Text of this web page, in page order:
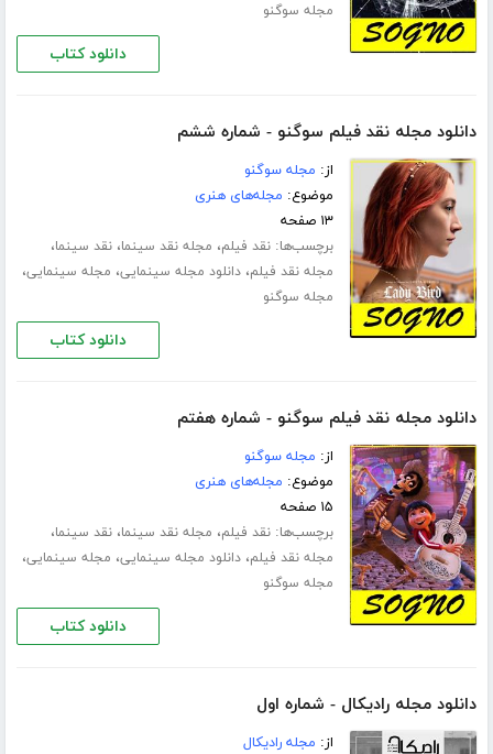
مجله سوگنو
دانلود کتاب
دانلود مجله نقد فیلم سوگنو - شماره ششم
از: مجله سوگنو
موضوع: مجله‌های هنری
۱۳ صفحه
برچسب‌ها:نقد فیلم، مجله نقد سینما،نقد سینما،
مجله نقد فیلم،دانلود مجله سینمایی، مجله سینمایی،
مجله سوگنو
دانلود کتاب
دانلود مجله نقد فیلم سوگنو - شماره هفتم
از: مجله سوگنو
موضوع: مجله‌های هنری
۱۵ صفحه
برچسب‌ها:نقد فیلم، مجله نقد سینما،نقد سینما،
مجله نقد فیلم،دانلود مجله سینمایی، مجله سینمایی،
مجله سوگنو
دانلود کتاب
دانلود مجله رادیکال - شماره اول
از: مجله رادیکال